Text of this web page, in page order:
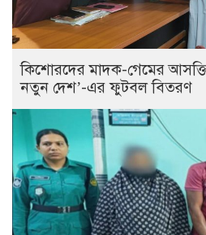
কিশোরদের মাদক-গেমের
নতুন দেশ’-এর ফুটবল বিতরণ